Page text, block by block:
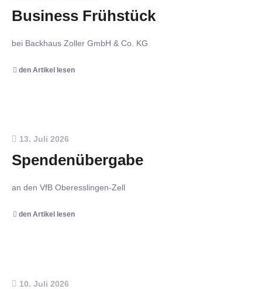
Business Frühstück
bei Backhaus Zoller GmbH & Co. KG
den Artikel lesen
13. Juli 2026
Spendenübergabe
an den VfB Oberesslingen-Zell
den Artikel lesen
10. Juli 2026